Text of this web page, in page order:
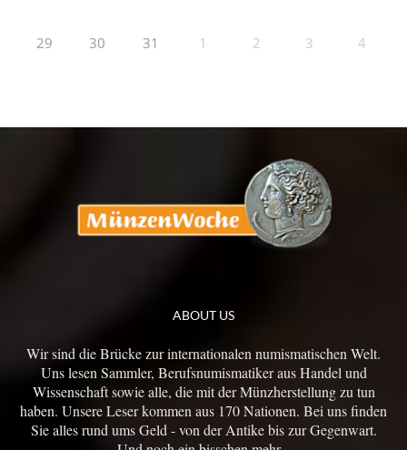
29 30 31 1 2 3 4
ABOUT US
Wir sind die Brücke zur internationalen numismatischen Welt.
Uns lesen Sammler, Berufsnumismatiker aus Handel und
Wissenschaft sowie alle, die mit der Münzherstellung zu tun
haben. Unsere Leser kommen aus 170 Nationen. Bei uns finden
Sie alles rund ums Geld - von der Antike bis zur Gegenwart.